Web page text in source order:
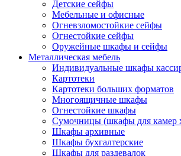
Детские сейфы
Мебельные и офисные
Огневзломостойкие сейфы
Огнестойкие сейфы
Оружейные шкафы и сейфы
Металлическая мебель
Индивидуальные шкафы
Картотеки
Картотеки больших форматов
Многоящичные шкафы
Огнестойкие шкафы
Сумочницы (шкафы для камер
Шкафы архивные
Шкафы бухгалтерские
Шкафы для раздевалок